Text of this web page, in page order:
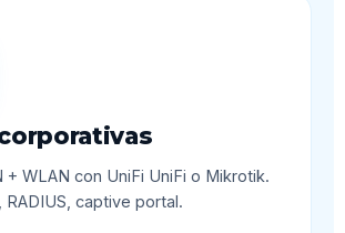
+ WLAN con UniFi UniFi o Mikrotik.
RADIUS, captive portal.